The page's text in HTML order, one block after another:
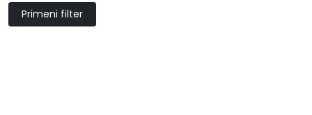
Primeni filter